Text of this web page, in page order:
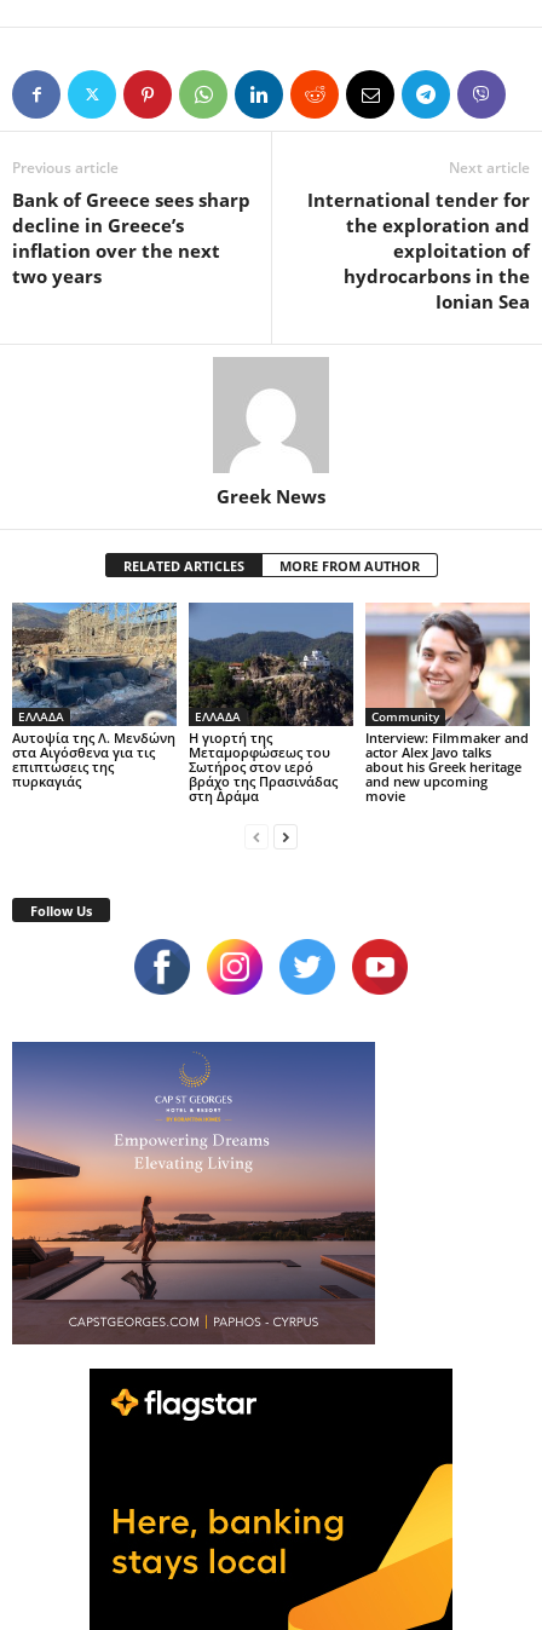
Previous article
Bank of Greece sees sharp
decline in Greece’s
inflation over the next
two years
Next article
International tender for
the exploration and
exploitation of
hydrocarbons in the
Ionian Sea
Greek News
RELATED ARTICLES MORE FROM AUTHOR
ΕΛΛΑΔΑ
Αυτοψία της Λ. Μενδώνη
στα Αιγόσθενα για τις
επιπτώσεις της
πυρκαγιάς
ΕΛΛΑΔΑ
Η γιορτή της
Μεταμορφώσεως του
Σωτήρος στον ιερό
βράχο της Πρασινάδας
στη Δράμα
Community
Interview: Filmmaker and
actor Alex Javo talks
about his Greek heritage
and new upcoming
movie
Follow Us